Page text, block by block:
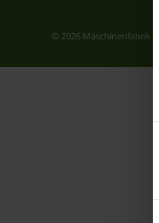
© 2026 Maschinenfabrik